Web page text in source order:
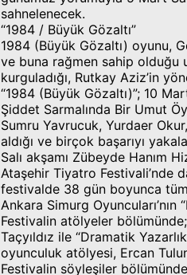
sahnelenecek.
“1984 / Büyük Gözaltı”
1984 (Büyük Gözaltı) oyunu,
ve buna rağmen sahip olduğu
kurguladığı, Rutkay Aziz’in
“1984 (Büyük Gözaltı)”; 10
Şiddet Sarmalında Bir Umut
Sumru Yavrucuk, Yurdaer
aldığı ve birçok başarıyı
Salı akşamı Zübeyde Hanım
Ataşehir Tiyatro Festivali’nde
festivalde 38 gün boyunca
Ankara Simurg
Festivalin atölyeler
Taçyıldız ile “Dramatik
oyunculuk atölyesi, Ercan
Festivalin söyleşiler